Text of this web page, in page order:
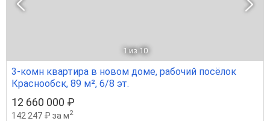
1 из 10
3-комн квартира в новом доме, рабочий посёлок
Краснообск, 89 м², 6/8 эт.
12 660 000 ₽
142 247 ₽ за м2